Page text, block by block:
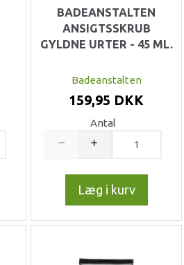
BADEANSTALTEN
ANSIGTSSKRUB
GYLDNE URTER - 45 ML.
Badeanstalten
159,95 DKK
Antal
Læg i kurv